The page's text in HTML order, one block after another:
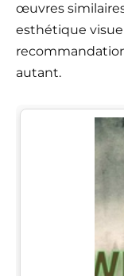
œuvres
esthétique
autant.